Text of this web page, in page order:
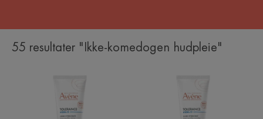
55 resultater "Ikke-komedogen hudpleie"
HYDRATING
CREAM
HYDRATING
FLUID